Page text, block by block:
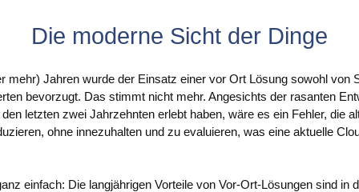
Die moderne Sicht der Dinge
mehr) Jahren wurde der Einsatz einer vor Ort Lösung sowohl von
bevorzugt. Das stimmt nicht mehr. Angesichts der rasanten
letzten zwei Jahrzehnten erlebt haben, wäre es ein Fehler, die
ohne innezuhalten und zu evaluieren, was eine aktuelle
einfach: Die langjährigen Vorteile von Vor-Ort-Lösungen sind in